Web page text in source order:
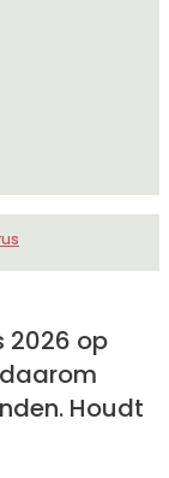
2026 op
Houdt